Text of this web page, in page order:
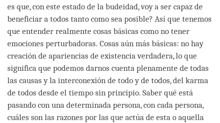
es que, con este estado de la budeidad, voy a ser capaz de
beneficiar a todos tanto como sea posible? Así que tenemos
que entender realmente cosas básicas como no tener
emociones perturbadoras. Cosas aún más básicas: no hay
creación de apariencias de existencia verdadera, lo que
significa que podemos darnos cuenta plenamente de todas
las causas y la interconexión de todo y de todos, del karma
de todos desde el tiempo sin principio. Saber qué está
pasando con una determinada persona, con cada persona,
cuáles son las razones por las que actúa de esta o aquella